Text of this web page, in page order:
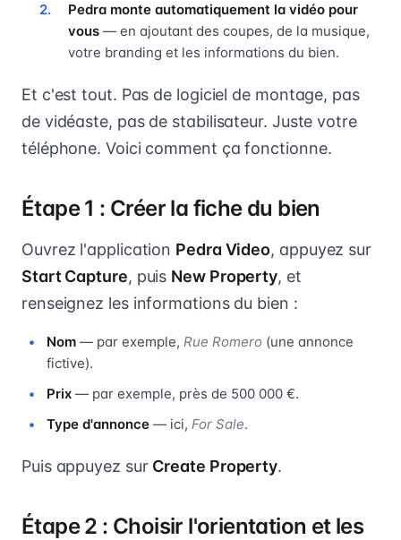
Pedra monte automatiquement la vidéo pour
vous — en ajoutant des coupes, de la musique,
votre branding et les informations du bien.
Et c'est tout. Pas de logiciel de montage, pas
de vidéaste, pas de stabilisateur. Juste votre
téléphone. Voici comment ça fonctionne.
Étape 1 : Créer la fiche du bien
Ouvrez l'application Pedra Video, appuyez sur
Start Capture, puis New Property, et
renseignez les informations du bien :
Nom — par exemple, Rue Romero (une annonce
fictive).
Prix — par exemple, près de 500 000 €.
Type d'annonce — ici, For Sale.
Puis appuyez sur Create Property.
Étape 2 : Choisir l'orientation et les